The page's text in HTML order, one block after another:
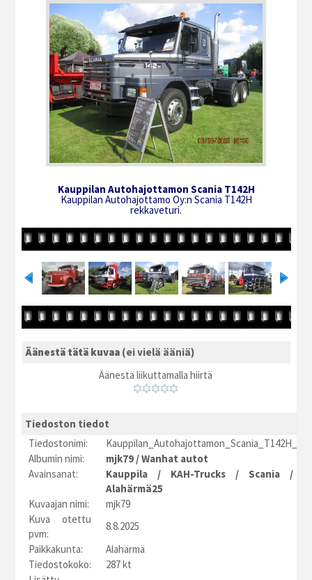
Kauppilan Autohajottamon Scania T142H
Kauppilan Autohajottamo Oy:n Scania T142H
rekkaveturi.
Äänestä tätä kuvaa (ei vielä ääniä)
Äänestä liikuttamalla hiirtä
Tiedoston tiedot
Tiedostonimi:
Albumin nimi:
mjk79 /Wanhat autot
Avainsanat:
Kauppila / KAH-Trucks /Scania /
Alahärmä25
Kuvaajan nimi:
mjk79
Kuva otettu
pvm:
8.8.2025
Paikkakunta:
Alahärmä
Tiedostokoko:
287 kt